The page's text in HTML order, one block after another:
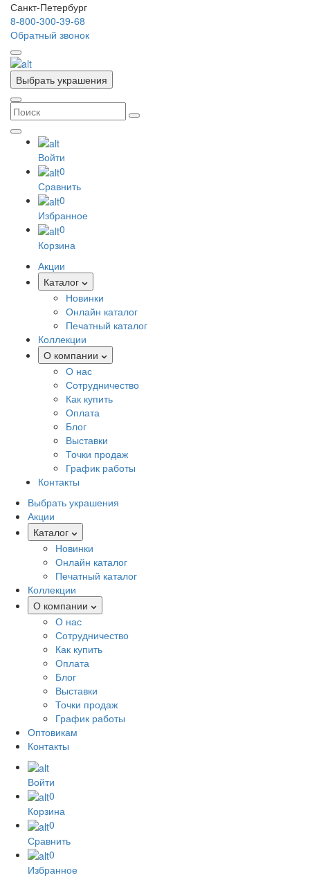
Санкт-Петербург
8-800-300-39-68
Обратный звонок
Выбрать украшения
Войти
0
Сравнить
0
Избранное
0
Корзина
Акции
Каталог
Новинки
Онлайн каталог
Печатный каталог
Коллекции
О компании
О нас
Сотрудничество
Как купить
Оплата
Блог
Выставки
Точки продаж
График работы
Контакты
Выбрать украшения
Акции
Каталог
Новинки
Онлайн каталог
Печатный каталог
Коллекции
О компании
О нас
Сотрудничество
Как купить
Оплата
Блог
Выставки
Точки продаж
График работы
Оптовикам
Контакты
Войти
0
Корзина
0
Сравнить
0
Избранное